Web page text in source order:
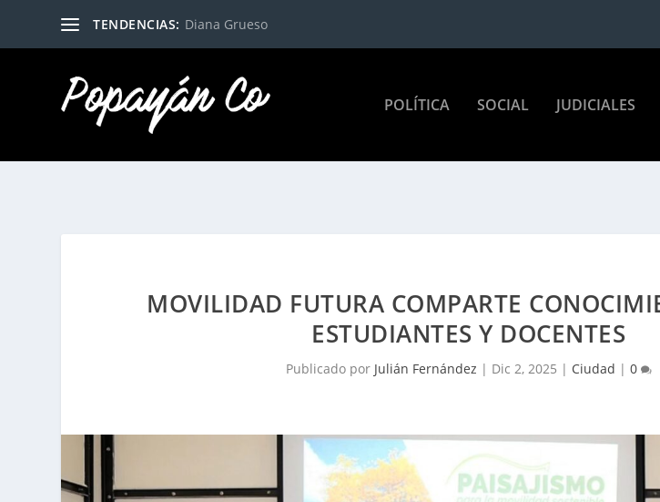
TENDENCIAS: Diana Grueso
POLÍTICA SOCIAL JUDICIALES
MOVILIDAD FUTURA COMPARTE
ESTUDIANTES Y DOCENTES
Publicado por Julián Fernández | Dic 2, 2025 | Ciudad | 0